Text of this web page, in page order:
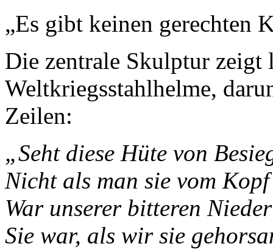
„Es gibt keinen gerechten
Die zentrale Skulptur zeigt
Weltkriegsstahlhelme,
Zeilen:
„Seht diese Hüte von
Nicht als man sie vom
War unserer bitteren
Sie war, als wir sie